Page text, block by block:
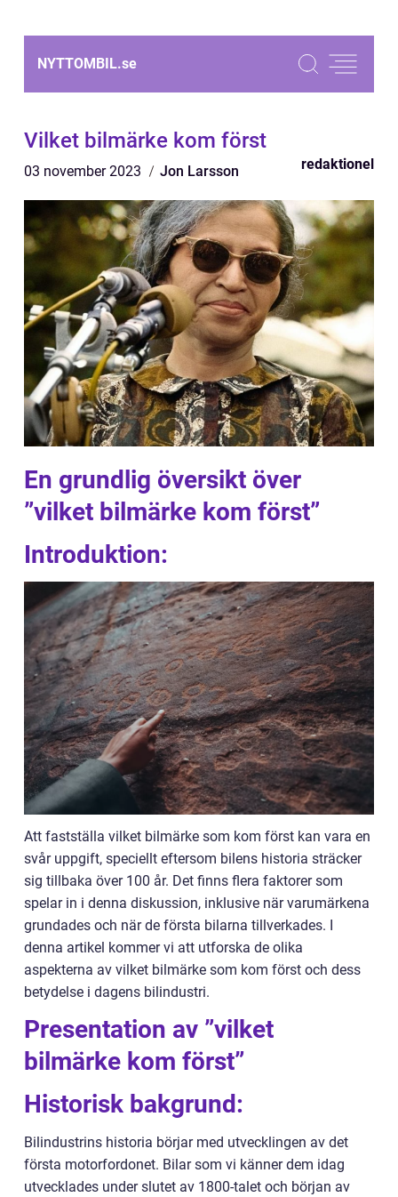
NYTTOMBIL.se
Vilket bilmärke kom först
03 november 2023 Jon Larsson redaktionel
En grundlig översikt över
”vilket bilmärke kom först”
Introduktion:
Att fastställa vilket bilmärke som kom först kan vara en
svår uppgift, speciellt eftersom bilens historia sträcker
sig tillbaka över 100 år. Det finns flera faktorer som
spelar in i denna diskussion, inklusive när varumärkena
grundades och när de första bilarna tillverkades. I
denna artikel kommer vi att utforska de olika
aspekterna av vilket bilmärke som kom först och dess
betydelse i dagens bilindustri.
Presentation av ”vilket
bilmärke kom först”
Historisk bakgrund:
Bilindustrins historia börjar med utvecklingen av det
första motorfordonet. Bilar som vi känner dem idag
utvecklades under slutet av 1800-talet och början av